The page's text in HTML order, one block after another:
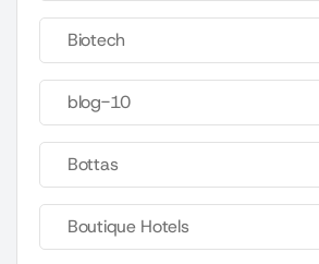
Biotech
blog-10
Bottas
Boutique Hotels